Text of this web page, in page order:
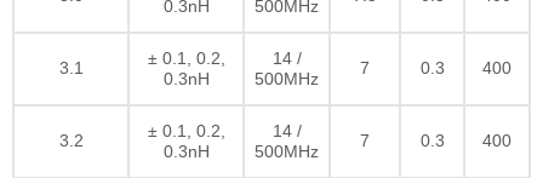
0.3nH 500MHz
3.1
± 0.1, 0.2,
0.3nH
14 /
500MHz
7 0.3 400
3.2
± 0.1, 0.2,
0.3nH
14 /
500MHz
7 0.3 400